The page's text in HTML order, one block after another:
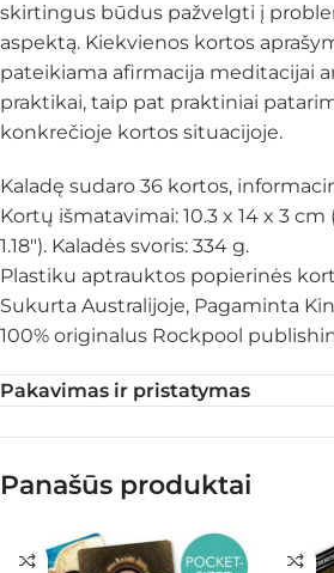
skirtingus būdus pažvelgti į
aspektą. Kiekvienos kortos
pateikiama afirmacija meditacijai
praktikai, taip pat praktiniai
konkrečioje kortos situacijoje.
Kaladę sudaro 36 kortos,
Kortų išmatavimai: 10.3 x 14 x 3 cm
1.18″). Kaladės svoris: 334 g.
Plastiku aptrauktos popierinės
Sukurta Australijoje, Pagaminta
100% originalus Rockpool
Pakavimas ir pristatymas
Panašūs produktai